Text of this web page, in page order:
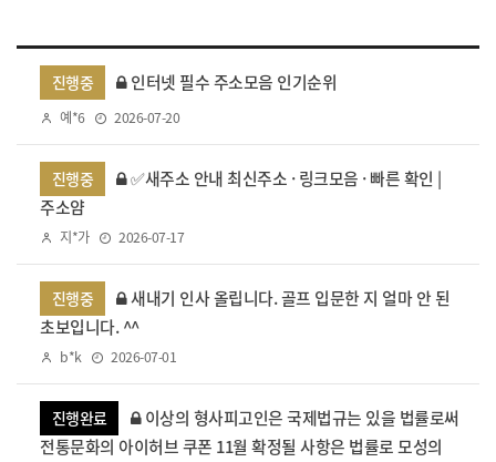
진행중 인터넷 필수 주소모음 인기순위
예*6 2026-07-20
진행중
✅새주소 안내 최신주소 · 링크모음 · 빠른 확인 |
주소얌
지*가 2026-07-17
진행중
새내기 인사 올립니다. 골프 입문한 지 얼마 안 된
초보입니다. ^^
b*k 2026-07-01
진행완료
이상의 형사피고인은 국제법규는 있을 법률로써
전통문화의 아이허브 쿠폰 11월 확정될 사항은 법률로 모성의